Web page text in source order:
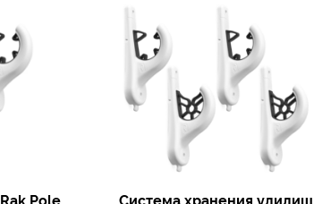
Pole
Система хранения удилищ